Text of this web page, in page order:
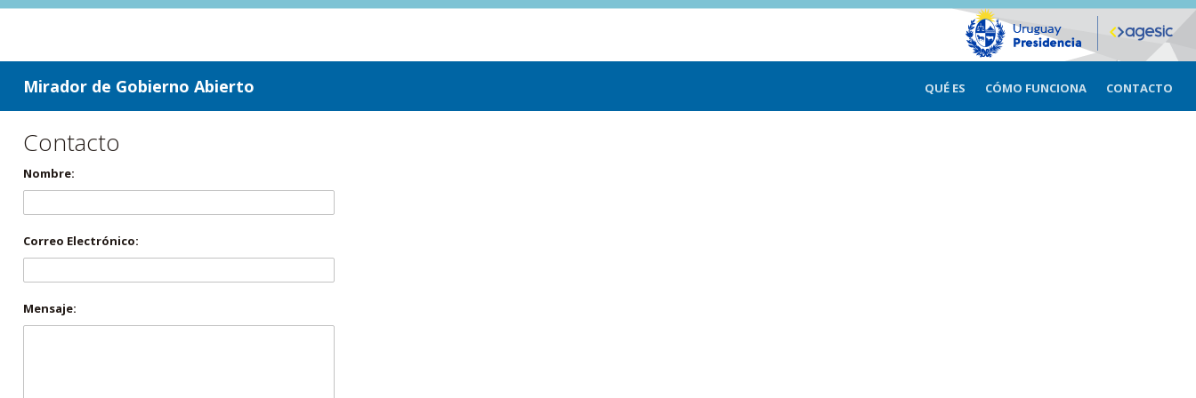
ir a contenido
ir al menú
Mirador de Gobierno Abierto QUÉ ES CÓMO FUNCIONA CONTACTO
Contacto
Nombre:
Correo Electrónico:
Mensaje: